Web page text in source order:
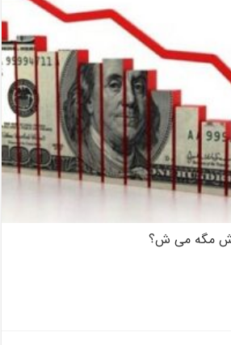
مگه می ش؟